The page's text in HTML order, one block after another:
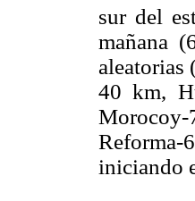
sur del
mañana
aleatorias
40 km,
Morocoy-
iniciando